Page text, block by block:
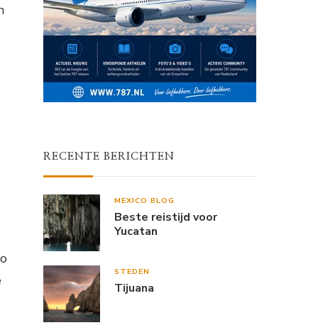
RECENTE BERICHTEN
MEXICO BLOG
Beste reistijd voor
Yucatan
STEDEN
Tijuana